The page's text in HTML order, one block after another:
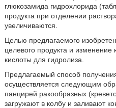
глюкозамида гидрохлорида
продукта при отделении
увеличиваются.
Целью предлагаемого
целевого продукта и изменение
кислоты для гидролиза.
Предлагаемый способ
осуществляется следующим
панцирей ракообразных
загружают в колбу и заливают